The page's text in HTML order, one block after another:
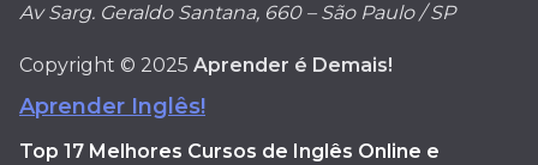
Av Sarg. Geraldo Santana, 660 – São Paulo / SP
Copyright © 2025 Aprender é Demais!
Aprender Inglês!
Top 17 Melhores Cursos de Inglês Online e